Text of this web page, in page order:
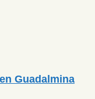
Guadalmina